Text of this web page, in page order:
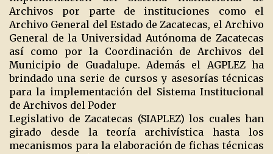
Archivos por parte de instituciones como el
Archivo General del Estado de Zacatecas, el Archivo
General de la Universidad Autónoma de Zacatecas
así como por la Coordinación de Archivos del
Municipio de Guadalupe. Además el AGPLEZ ha
brindado una serie de cursos y asesorías técnicas
para la implementación del Sistema Institucional
de Archivos del Poder
Legislativo de Zacatecas (SIAPLEZ) los cuales han
girado desde la teoría archivística hasta los
mecanismos para la elaboración de fichas técnicas